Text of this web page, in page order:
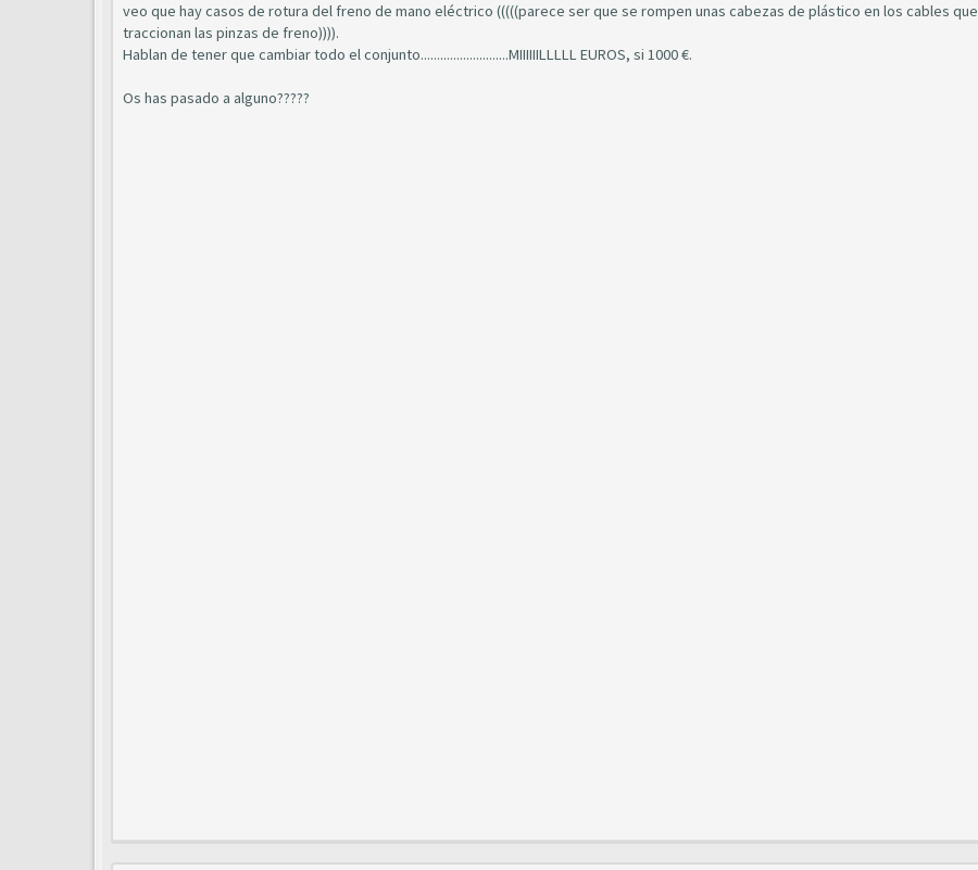
veo que hay casos de rotura del freno de mano eléctrico (((((parece ser que se rompen unas cabezas de plástico en los cables que
traccionan las pinzas de freno)))).
Hablan de tener que cambiar todo el conjunto...........................MIIIIIILLLLL EUROS, si 1000 €.
Os has pasado a alguno?????